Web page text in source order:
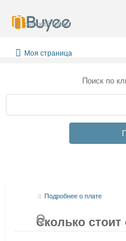
русский язык
Моя страница
Поиск по
Подробнее о плате
Сколько